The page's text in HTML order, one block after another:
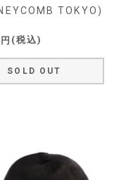
TOKYO)
税込
SOLD OUT